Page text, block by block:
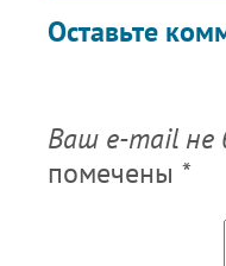
Оставьте
Ваш e-mail не
помечены *